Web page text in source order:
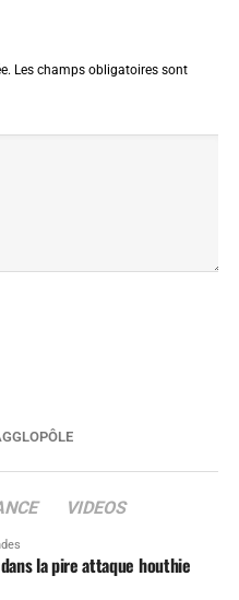
Les champs obligatoires sont
VIDEOS
la pire attaque houthie